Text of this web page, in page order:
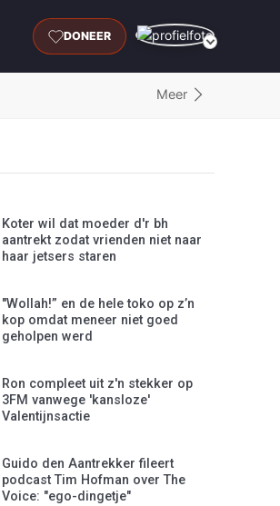
DONEER
Meer
Koter wil dat moeder d'r bh
aantrekt zodat vrienden niet naar
haar jetsers staren
"Wollah!” en de hele toko op z’n
kop omdat meneer niet goed
geholpen werd
Ron compleet uit z'n stekker op
3FM vanwege 'kansloze'
Valentijnsactie
Guido den Aantrekker fileert
podcast Tim Hofman over The
Voice: "ego-dingetje"